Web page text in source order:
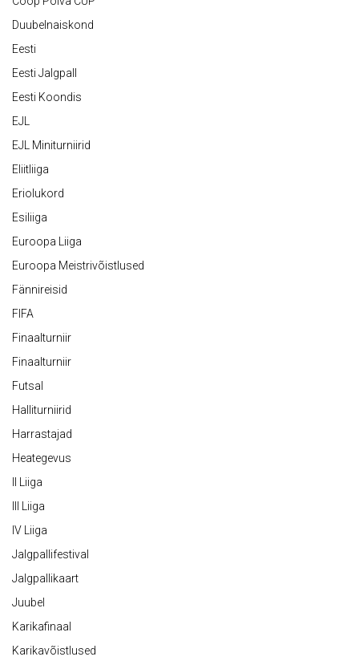
Duubelnaiskond
Eesti
Eesti Jalgpall
Eesti Koondis
EJL
EJL Miniturniirid
Eliitliiga
Eriolukord
Esiliiga
Euroopa Liiga
Euroopa Meistrivõistlused
Fännireisid
FIFA
Finaalturniir
Finaalturniir
Futsal
Halliturniirid
Harrastajad
Heategevus
II Liiga
III Liiga
IV Liiga
Jalgpallifestival
Jalgpallikaart
Juubel
Karikafinaal
Karikavõistlused